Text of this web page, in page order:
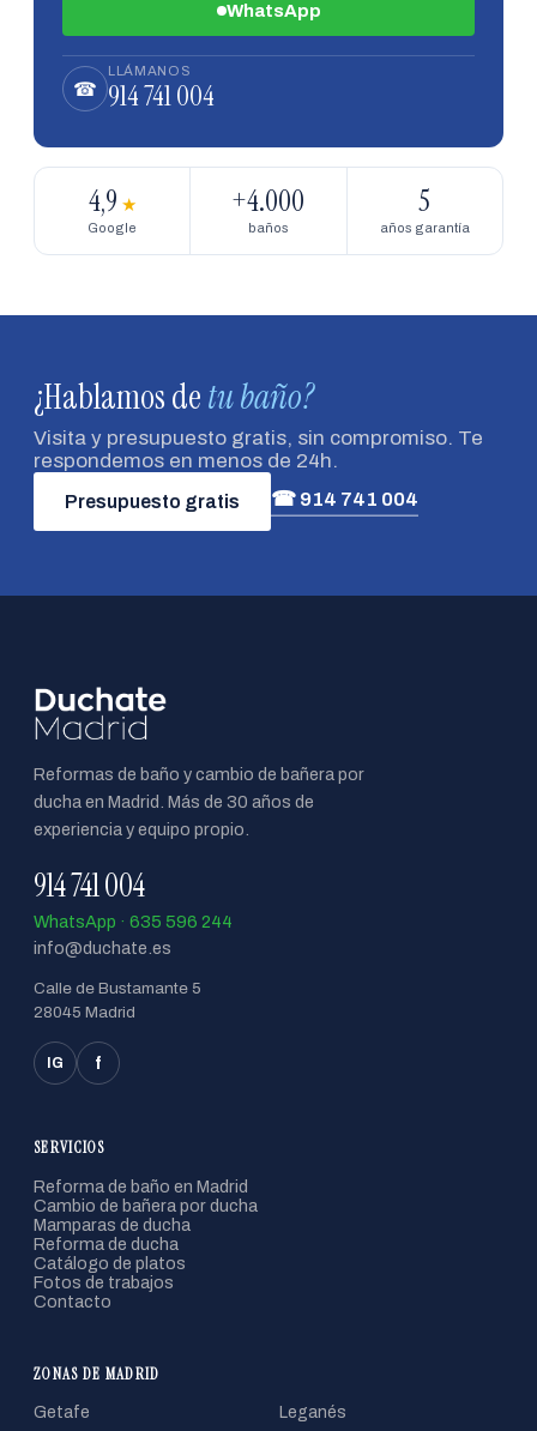
WhatsApp
☎
LLÁMANOS
914 741 004
4,9 ★
Google
+4.000
baños
5
años garantía
¿Hablamos detu baño?
Visita y presupuesto gratis, sin compromiso. Te
respondemos en menos de 24h.
Presupuesto gratis ☎ 914 741 004
Reformas de baño y cambio de bañera por
ducha en Madrid. Más de 30 años de
experiencia y equipo propio.
914 741 004
WhatsApp · 635 596 244
info@duchate.es
Calle de Bustamante 5
28045 Madrid
IG f
SERVICIOS
Reforma de baño en Madrid
Cambio de bañera por ducha
Mamparas de ducha
Reforma de ducha
Catálogo de platos
Fotos de trabajos
Contacto
ZONAS DE MADRID
Getafe Leganés